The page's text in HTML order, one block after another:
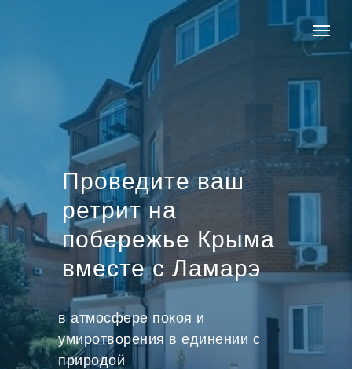
Проведите ваш
ретрит на
побережье Крыма
вместе с Ламарэ
в атмосфере покоя и
умиротворения в единении с
природой